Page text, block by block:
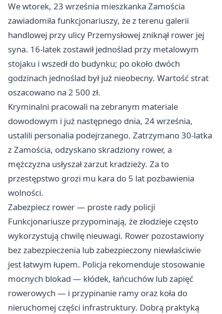
We wtorek, 23 września mieszkanka Zamościa
zawiadomiła funkcjonariuszy, że z terenu galerii
handlowej przy ulicy Przemysłowej zniknął rower jej
syna. 16-latek zostawił jednoślad przy metalowym
stojaku i wszedł do budynku; po około dwóch
godzinach jednoślad był już nieobecny. Wartość strat
oszacowano na 2 500 zł.
Kryminalni pracowali na zebranym materiale
dowodowym i już następnego dnia, 24 września,
ustalili personalia podejrzanego. Zatrzymano 30-latka
z Zamościa, odzyskano skradziony rower, a
mężczyzna usłyszał zarzut kradzieży. Za to
przestępstwo grozi mu kara do 5 lat pozbawienia
wolności.
Zabezpiecz rower — proste rady policji
Funkcjonariusze przypominają, że złodzieje często
wykorzystują chwilę nieuwagi. Rower pozostawiony
bez zabezpieczenia lub zabezpieczony niewłaściwie
jest łatwym łupem. Policja rekomenduje stosowanie
mocnych blokad — kłódek, łańcuchów lub zapięć
rowerowych — i przypinanie ramy oraz koła do
nieruchomej części infrastruktury. Dobrą praktyką